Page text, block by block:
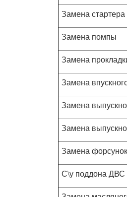
Замена стартера
Замена помпы
Замена
Замена
Замена
Замена
Замена
С\у поддона ДВС